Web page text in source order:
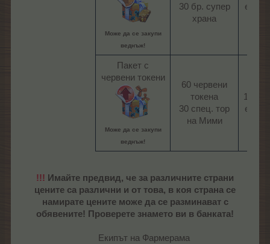
Може да се закупи
веднъж!
30 бр. супер
храна​
евро​
Пакет с
червени токени
Може да се закупи
веднъж!
60 червени
токена
30 спец. тор
на Мими​
14,99
евро​
!!! Имайте предвид, че за различните страни
цените са различни и от това, в коя страна се
намирате цените може да се разминават с
обявените! Проверете знамето ви в банката!
Екипът на Фармерама​